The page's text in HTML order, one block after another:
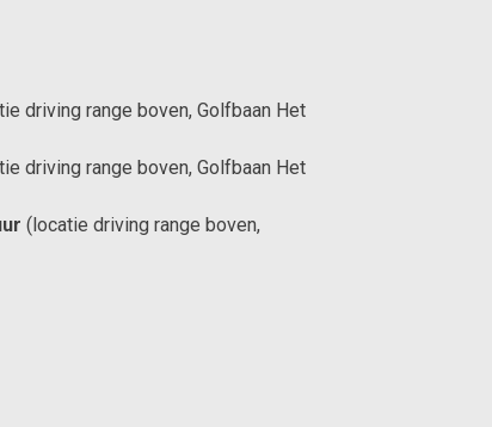
driving range boven, Golfbaan Het
driving range boven, Golfbaan Het
(locatie driving range boven,